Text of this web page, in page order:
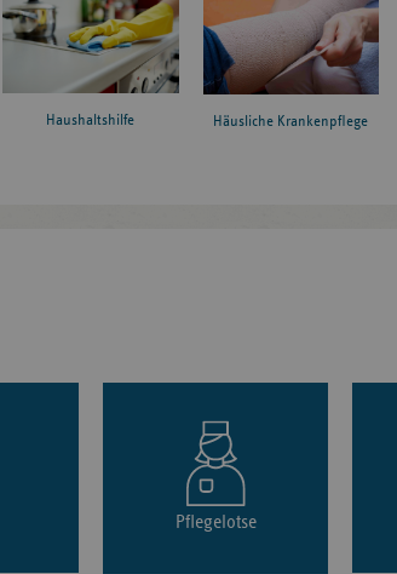
Haushaltshilfe Häusliche Krankenpflege
Pflegelotse